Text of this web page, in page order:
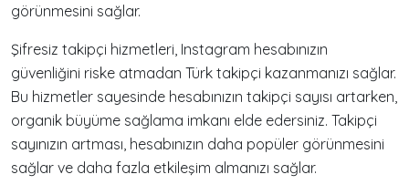
görünmesini sağlar.
Şifresiz takipçi hizmetleri, Instagram hesabınızın
güvenliğini riske atmadan Türk takipçi kazanmanızı sağlar.
Bu hizmetler sayesinde hesabınızın takipçi sayısı artarken,
organik büyüme sağlama imkanı elde edersiniz. Takipçi
sayınızın artması, hesabınızın daha popüler görünmesini
sağlar ve daha fazla etkileşim almanızı sağlar.